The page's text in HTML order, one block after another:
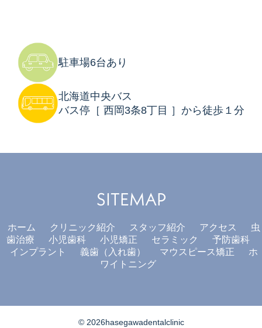
駐車場6台あり
北海道中央バス
バス停［ 西岡3条8丁目 ］から徒歩１分
SITEMAP
ホーム クリニック紹介 スタッフ紹介 アクセス
虫
歯治療
小児歯科 小児矯正 セラミック
予防歯科
インプラント
義歯（入れ歯） マウスピース矯正
ホ
ワイトニング
© 2026hasegawadentalclinic